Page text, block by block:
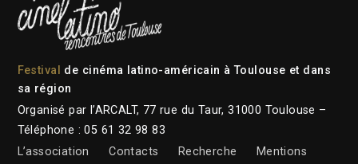
Festival
de cinéma latino-américain à Toulouse et dans
sa région
Organisé par l’ARCALT, 77 rue du Taur, 31000 Toulouse –
Téléphone : 05 61 32 98 83
L’association
Contacts Recherche
Mentions